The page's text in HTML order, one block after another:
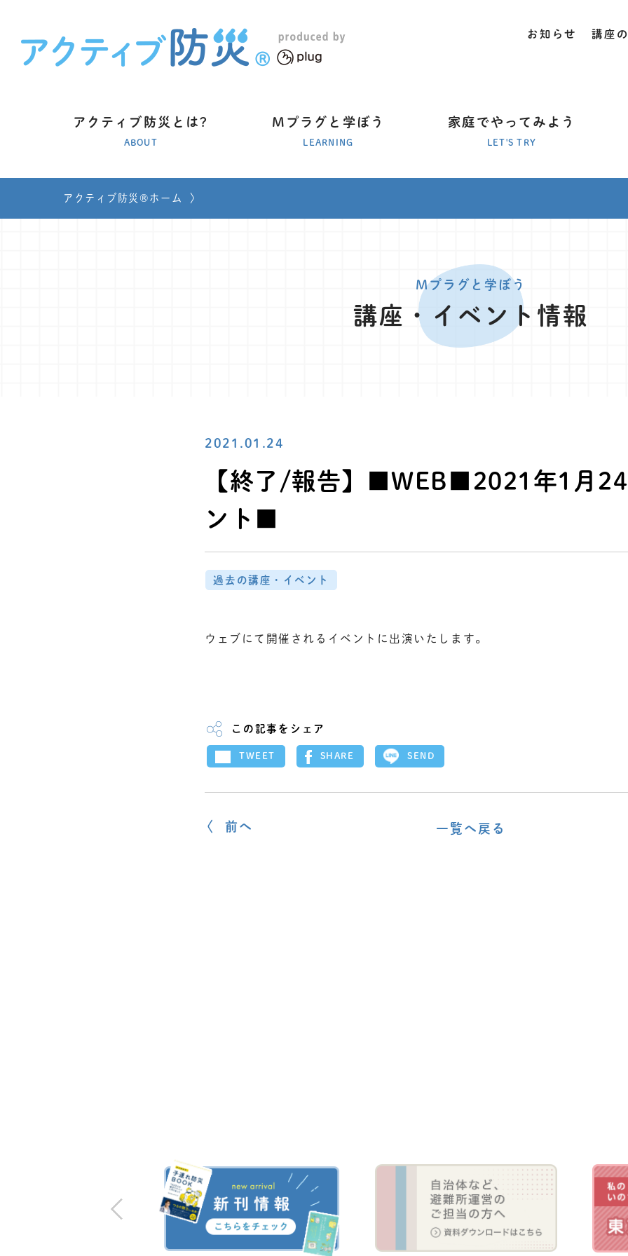
アクティブ防災とは?
ABOUT
Mプラグと学ぼう
LEARNING
家庭でやってみよう
LET'S TRY
お知らせ 講座
アクティブ防災®ホーム 〉
Mプラグと学ぼう
講座・イベント情報
2021.01.24
【終了/報告】■WEB■2021年1月
ント■
過去の講座・イベント
ウェブにて開催されるイベントに出演いたします。
この記事をシェア
TWEET SHARE SEND
一覧へ戻る